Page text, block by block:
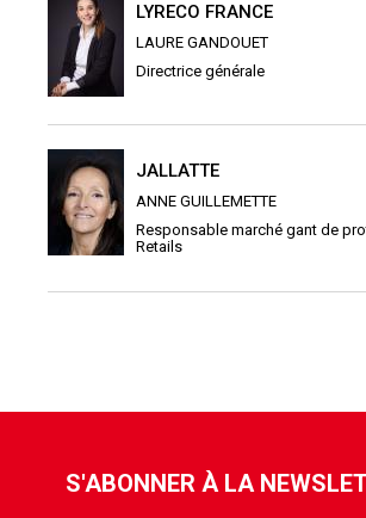
LYRECO FRANCE
LAURE GANDOUET
Directrice générale
JALLATTE
ANNE GUILLEMETTE
Responsable marché gant de
Retails
S'ABONNER À LA